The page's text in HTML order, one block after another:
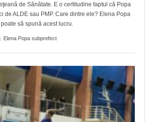
de Sănătate. E o certitudine faptul că Popa
de ALDE sau PMP. Care dintre ele? Elena Popa
să spună acest lucru.
Elena Popa subprefect